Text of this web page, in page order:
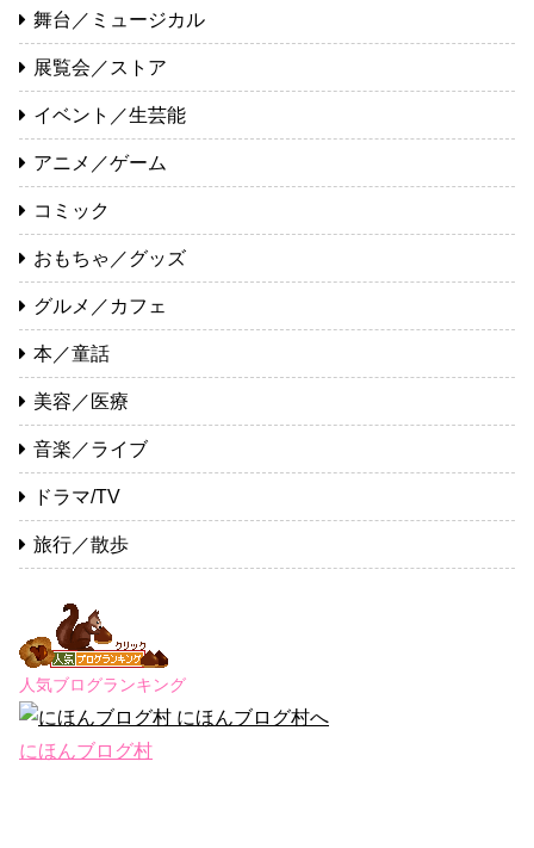
舞台／ミュージカル
展覧会／ストア
イベント／生芸能
アニメ／ゲーム
コミック
おもちゃ／グッズ
グルメ／カフェ
本／童話
美容／医療
音楽／ライブ
ドラマ/TV
旅行／散歩
人気ブログランキング
にほんブログ村